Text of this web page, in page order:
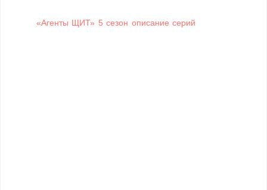
«Агенты ЩИТ» 5 сезон описание серий